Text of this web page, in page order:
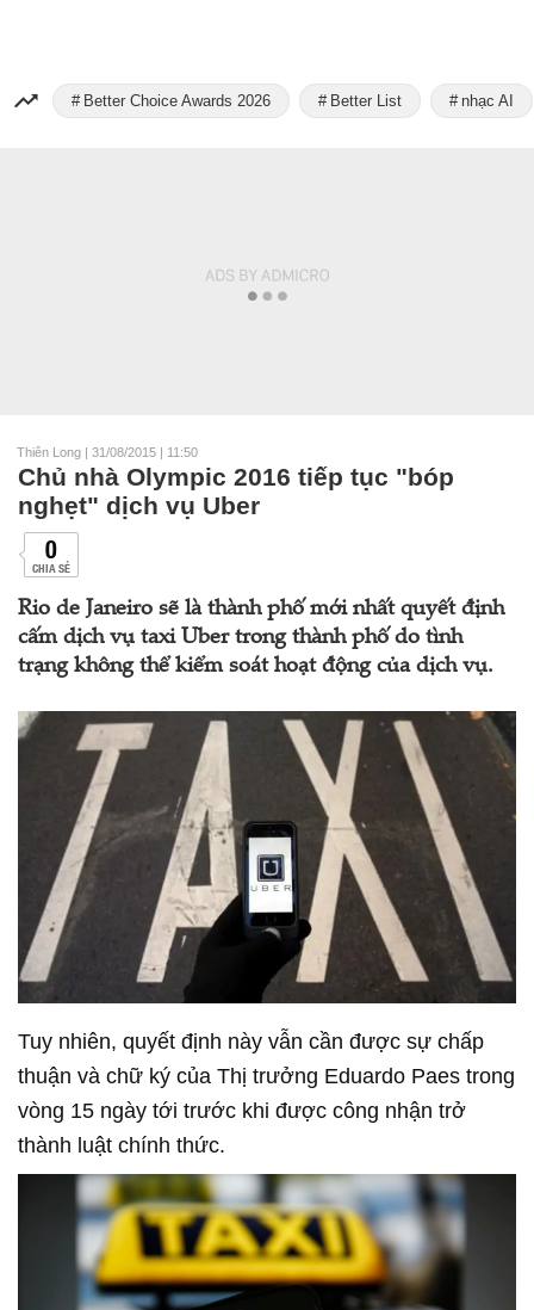
Better Choice Awards 2026 Better List nhạc AI
Thiên Long | 31/08/2015 | 11:50
Chủ nhà Olympic 2016 tiếp tục "bóp
nghẹt" dịch vụ Uber
0
CHIA SẺ
Rio de Janeiro sẽ là thành phố mới nhất quyết định
cấm dịch vụ taxi Uber trong thành phố do tình
trạng không thể kiểm soát hoạt động của dịch vụ.
Tuy nhiên, quyết định này vẫn cần được sự chấp
thuận và chữ ký của Thị trưởng Eduardo Paes trong
vòng 15 ngày tới trước khi được công nhận trở
thành luật chính thức.